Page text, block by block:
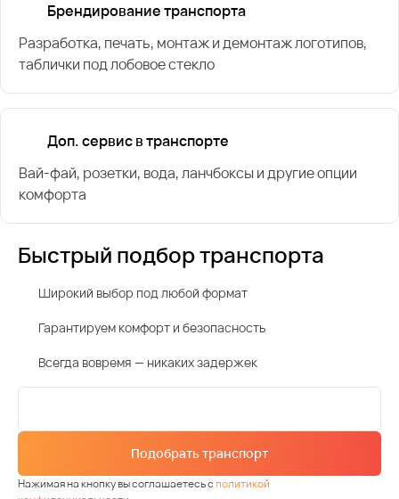
Брендирование транспорта
Разработка, печать, монтаж и демонтаж логотипов,
таблички под лобовое стекло
Доп. сервис в транспорте
Вай-фай, розетки, вода, ланчбоксы и другие опции
комфорта
Быстрый подбор транспорта
Широкий выбор под любой формат
Гарантируем комфорт и безопасность
Всегда вовремя — никаких задержек
Подобрать транспорт
Нажимая на кнопку вы соглашаетесь сполитикой